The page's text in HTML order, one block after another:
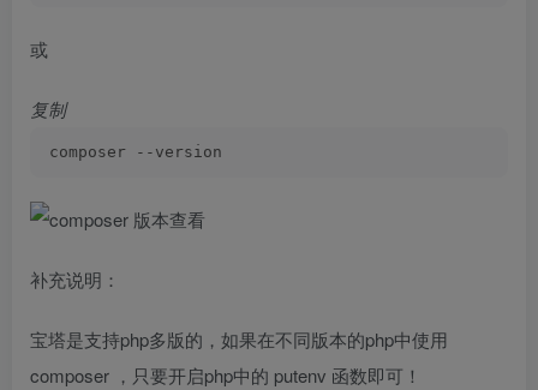
或
复制
composer --version
补充说明：
宝塔是支持php多版的，如果在不同版本的php中使用
composer ，只要开启php中的 putenv 函数即可！